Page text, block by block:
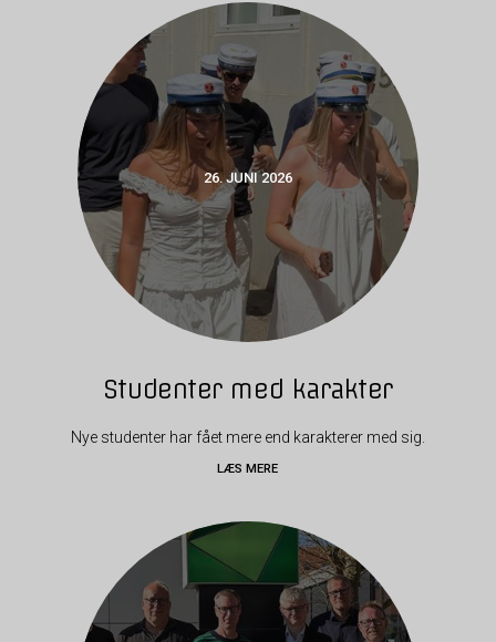
26. JUNI 2026
Studenter med karakter
Nye studenter har fået mere end karakterer med sig.
LÆS MERE